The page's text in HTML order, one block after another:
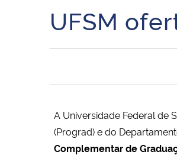
Secretaria de Governo
Início do conteúdo
UFSM
A Universidade Federal de
(Prograd) e do
Complementar de